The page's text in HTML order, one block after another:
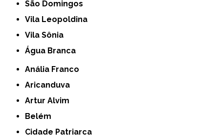
São Domingos
Vila Leopoldina
Vila Sônia
Água Branca
Anália Franco
Aricanduva
Artur Alvim
Belém
Cidade Patriarca